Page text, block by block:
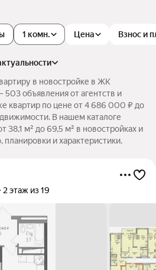
Цена Взнос и
1 комн.
в новостройке в ЖК
объявления от агентств и
квартир по цене от 4 686 000 ₽ до
В нашем каталоге
38,1 м² до 69,5 м² в новостройках и
и характеристики.
2 этаж из 19